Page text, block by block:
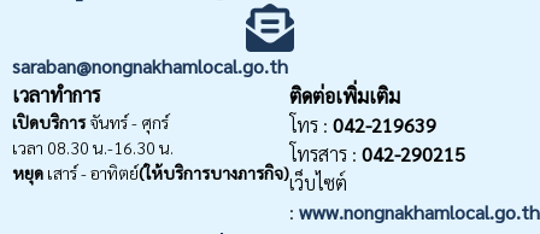
saraban@nongnakhamlocal.go.th
เวลาทำการ
เปิดบริการจันทร์ - ศุกร์
เวลา 08.30 น.-16.30 น.
หยุด เสาร์ - อาทิตย์(ให้บริการบางภารกิจ)
ติดต่อเพิ่มเติม
โทร : 042-219639
โทรสาร : 042-290215
เว็บไซต์
: www.nongnakhamlocal.go.th